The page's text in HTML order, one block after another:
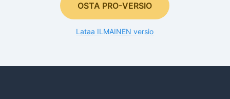
OSTA PRO-VERSIO
Lataa ILMAINEN versio